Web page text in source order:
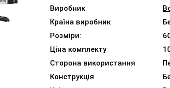
Виробник
Країна виробник
Розміри:
Ціна комплекту
Сторона використання
Конструкція